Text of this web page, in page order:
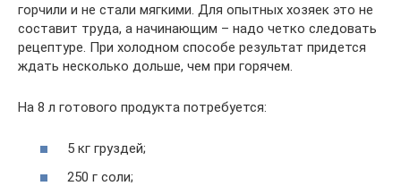
горчили и не стали мягкими. Для опытных хозяек это не
составит труда, а начинающим – надо четко следовать
рецептуре. При холодном способе результат придется
ждать несколько дольше, чем при горячем.
На 8 л готового продукта потребуется:
5 кг груздей;
250 г соли;